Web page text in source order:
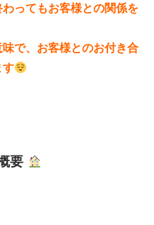
ってもお客様との関係を
で、 お客様とのお付き合
す
要